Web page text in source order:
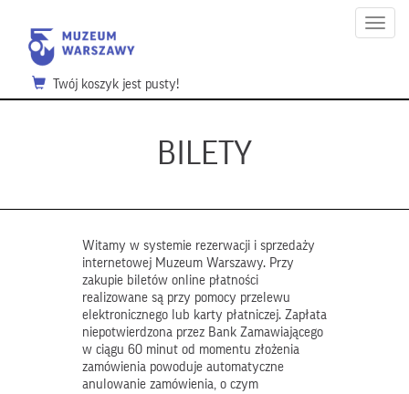
Menu
Twój koszyk jest pusty!
BILETY
Witamy w systemie rezerwacji i sprzedaży
internetowej Muzeum Warszawy. Przy
zakupie biletów online płatności
realizowane są przy pomocy przelewu
elektronicznego lub karty płatniczej. Zapłata
niepotwierdzona przez Bank Zamawiającego
w ciągu 60 minut od momentu złożenia
zamówienia powoduje automatyczne
anulowanie zamówienia, o czym